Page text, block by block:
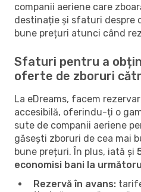
companii aeriene care
destinație și sfaturi despre
bune prețuri atunci când
Sfaturi pentru a
oferte de zboruri
La eDreams, facem
accesibilă, oferindu-ți o
sute de companii aeriene
găsești zboruri de cea mai
bune prețuri. În plus, iată și
economisi bani la
Rezervă în avans: